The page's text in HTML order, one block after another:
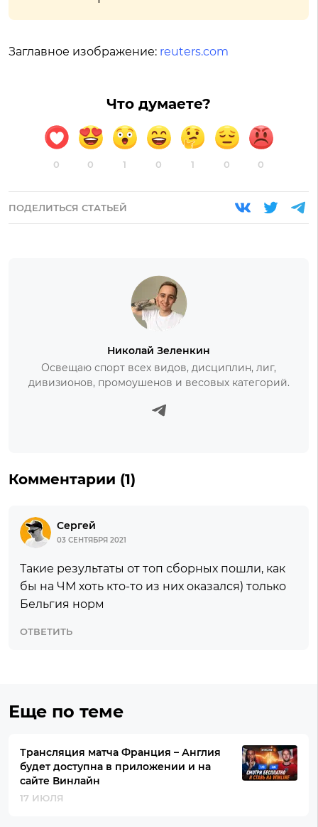
Заглавное изображение: reuters.com
Что думаете?
0 0 1 0 1 0 0
ПОДЕЛИТЬСЯ СТАТЬЕЙ
Николай Зеленкин
Освещаю спорт всех видов, дисциплин, лиг,
дивизионов, промоушенов и весовых категорий.
Комментарии (1)
Сергей
03 СЕНТЯБРЯ 2021
Такие результаты от топ сборных пошли, как
бы на ЧМ хоть кто-то из них оказался) только
Бельгия норм
ОТВЕТИТЬ
Еще по теме
Трансляция матча Франция – Англия
будет доступна в приложении и на
сайте Винлайн
17 ИЮЛЯ